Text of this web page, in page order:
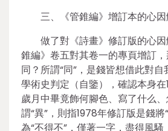
三、《管錐編》增訂本的心
做了對《詩畫》修訂版的心
錐編》卷五對其卷一的專頁增訂
同？所謂“同”，是錢皆想借此對
學術史判定（自鑒），確認本身
歲月中畢竟飾何腳色、寫了什么
謂“異”，則指1978年修訂版是錢將
為“不得不”，僅著一字，盡得風